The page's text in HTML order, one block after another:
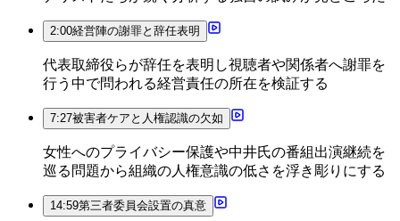
2:00経営陣の謝罪と辞任表明
代表取締役らが辞任を表明し視聴者や関係者へ謝罪を
行う中で問われる経営責任の所在を検証する
7:27被害者ケアと人権認識の欠如
女性へのプライバシー保護や中井氏の番組出演継続を
巡る問題から組織の人権意識の低さを浮き彫りにする
14:59第三者委員会設置の真意